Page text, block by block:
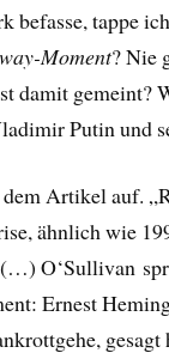
befasse, tappe
Moment? Nie
damit gemeint?
Putin und
Artikel auf.
ähnlich wie
O‘Sullivan
Ernest
gesagt